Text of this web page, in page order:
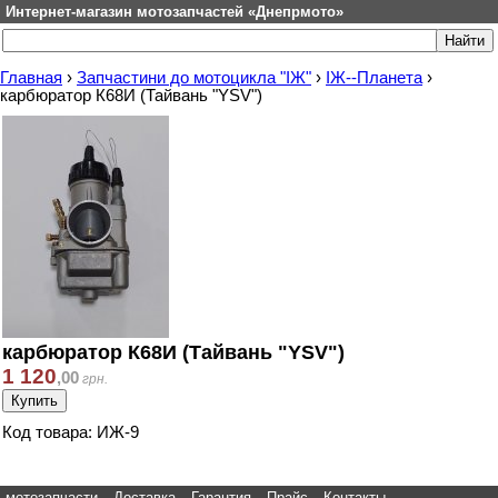
Интернет-магазин мотозапчастей «Днепрмото»
Главная › Запчастини до мотоцикла "ІЖ" › ІЖ--Планета ›
карбюратор К68И (Тайвань "YSV")
карбюратор К68И (Тайвань "YSV")
1 120,00 грн.
Код товара: ИЖ-9